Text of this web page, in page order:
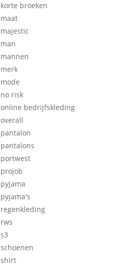
korte broeken
maat
majestic
man
mannen
merk
mode
no risk
online bedrijfskleding
overall
pantalon
pantalons
portwest
projob
pyjama
pyjama's
regenkleding
rws
s3
schoenen
shirt